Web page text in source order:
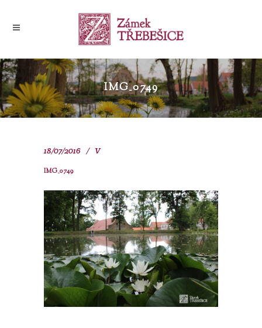
IMG_0749
18/07/2016 V
IMG_0749